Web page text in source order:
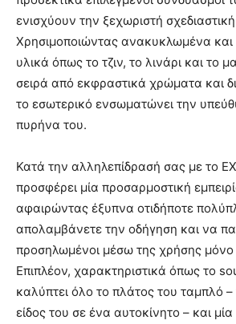
ενισχύουν την ξεχωριστή
Χρησιμοποιώντας ανακυκλωμένα
υλικά όπως το τζιν, το λινάρι και το
σειρά από εκφραστικά χρώματα και
το εσωτερικό ενσωματώνει την
πυρήνα του.
Κατά την αλληλεπίδρασή σας με το
προσφέρει μία προσαρμοστική
αφαιρώντας έξυπνα οτιδήποτε
απολαμβάνετε την οδήγηση και να
προσηλωμένοι μέσω της χρήσης μόνο
Επιπλέον, χαρακτηριστικά όπως το
καλύπτει όλο το πλάτος του ταμπλό
είδος του σε ένα αυτοκίνητο – και